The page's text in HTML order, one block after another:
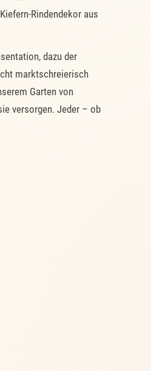
Rindendekor aus
dazu der
marktschreierisch
Garten von
versorgen. Jeder – ob